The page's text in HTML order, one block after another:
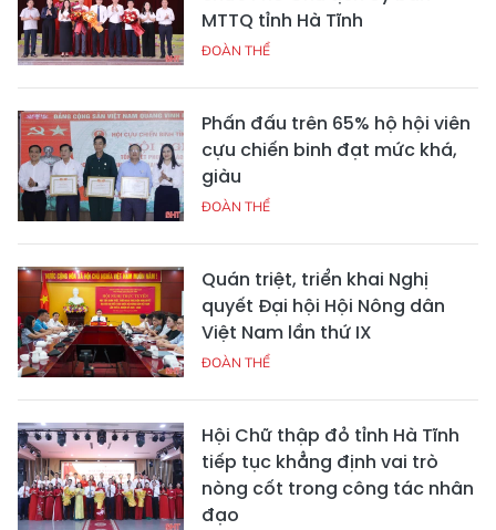
MTTQ tỉnh Hà Tĩnh
ĐOÀN THỂ
Phấn đấu trên 65% hộ hội viên
cựu chiến binh đạt mức khá,
giàu
ĐOÀN THỂ
Quán triệt, triển khai Nghị
quyết Đại hội Hội Nông dân
Việt Nam lần thứ IX
ĐOÀN THỂ
Hội Chữ thập đỏ tỉnh Hà Tĩnh
tiếp tục khẳng định vai trò
nòng cốt trong công tác nhân
đạo